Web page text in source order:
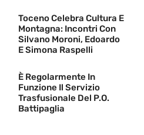
Toceno Celebra Cultura E
Montagna: Incontri Con
Silvano Moroni, Edoardo
E Simona Raspelli
È Regolarmente In
Funzione Il Servizio
Trasfusionale Del P.O.
Battipaglia